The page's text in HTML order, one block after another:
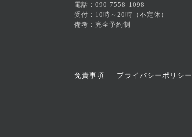
電話：090-7558-1098
受付：10時～20時（不定休）
備考：完全予約制
免責事項 プライバシーポリシー